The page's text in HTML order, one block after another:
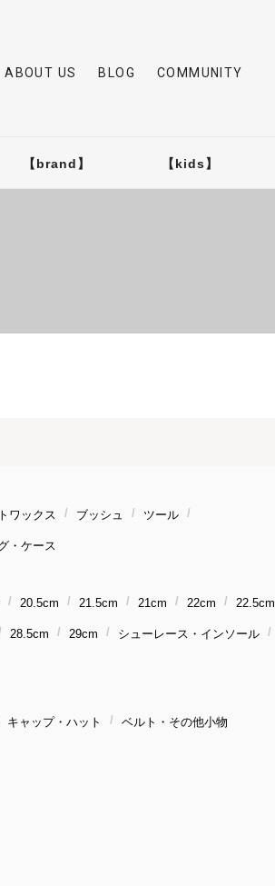
ABOUT US BLOG COMMUNITY
【brand】 【kids】
ワックス ブッシュ ツール
・ケース
20.5cm 21.5cm 21cm 22cm 22.5cm
28.5cm 29cm シューレース・インソール
キャップ・ハット ベルト・その他小物